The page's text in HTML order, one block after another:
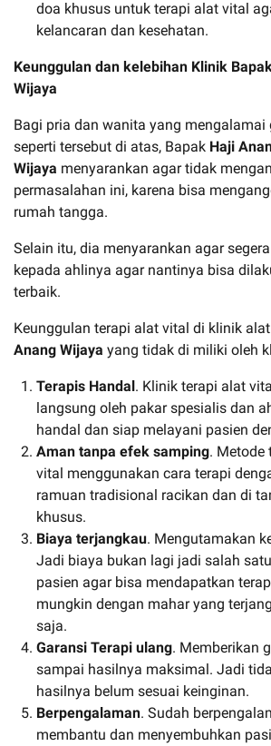
doa khusus untuk terapi alat vital
kelancaran dan kesehatan.
Keunggulan dan kelebihan Klinik
Wijaya
Bagi pria dan wanita yang mengalamai
seperti tersebut di atas, Bapak Haji
Wijaya menyarankan agar tidak
permasalahan ini, karena bisa
rumah tangga.
Selain itu, dia menyarankan agar
kepada ahlinya agar nantinya bisa
terbaik.
Keunggulan terapi alat vital di klinik
Anang Wijaya yang tidak di miliki oleh
Terapis Handal. Klinik terapi alat
langsung oleh pakar spesialis dan
handal dan siap melayani pasien
Aman tanpa efek samping. Metode
vital menggunakan cara terapi
ramuan tradisional racikan dan di
khusus.
Biaya terjangkau. Mengutamakan
Jadi biaya bukan lagi jadi salah
pasien agar bisa mendapatkan
mungkin dengan mahar yang
saja.
Garansi Terapi ulang. Memberikan
sampai hasilnya maksimal. Jadi
hasilnya belum sesuai keinginan.
Berpengalaman. Sudah
membantu dan menyembuhkan